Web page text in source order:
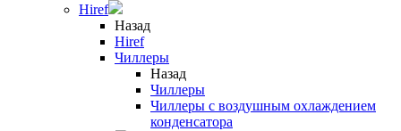
Hiref
Назад
Hiref
Чиллеры
Назад
Чиллеры
Чиллеры с воздушным охлаждением
конденсатора